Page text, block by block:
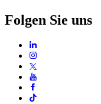
Folgen Sie uns